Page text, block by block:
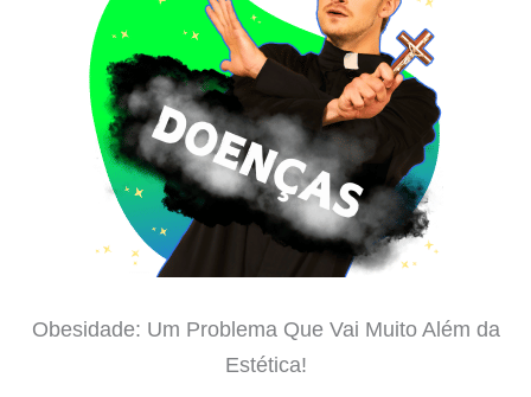
Obesidade: Um Problema Que Vai Muito Além da
Estética!